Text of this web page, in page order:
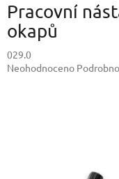
Pracovní
okapů
029.0
Průměrné
Neohodnoceno